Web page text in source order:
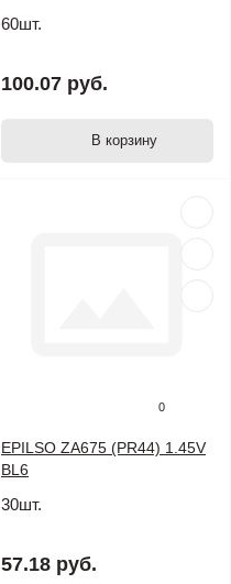
60шт.
100.07 руб.
В корзину
0
EPILSO ZA675 (PR44) 1.45V
BL6
30шт.
57.18 руб.